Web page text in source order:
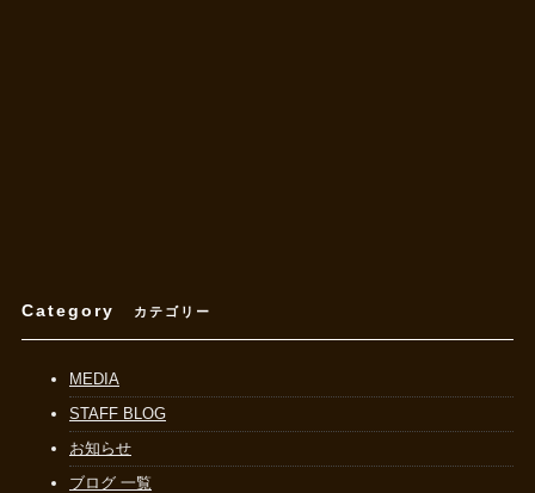
Category カテゴリー
MEDIA
STAFF BLOG
お知らせ
ブログ 一覧